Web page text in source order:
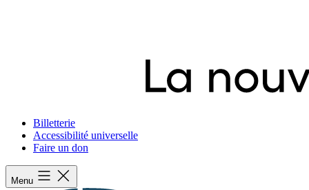
Billetterie
Accessibilité universelle
Faire un don
Menu